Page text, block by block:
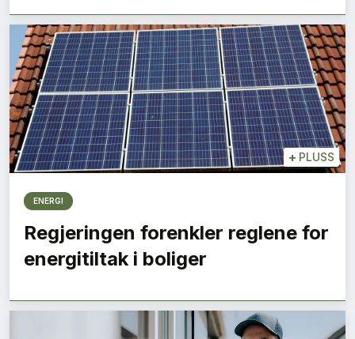
+ PLUSS
ENERGI
Regjeringen forenkler reglene for
energitiltak i boliger